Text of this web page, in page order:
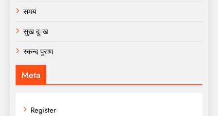
समय
सुख दुःख
स्कन्द पुराण
Meta
Register